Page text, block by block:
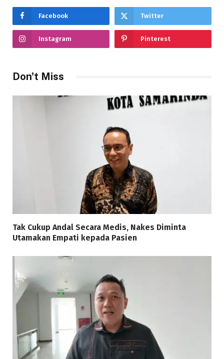
Facebook Twitter
Instagram Pinterest
Don't Miss
Tak Cukup Andal Secara Medis, Nakes Diminta
Utamakan Empati kepada Pasien